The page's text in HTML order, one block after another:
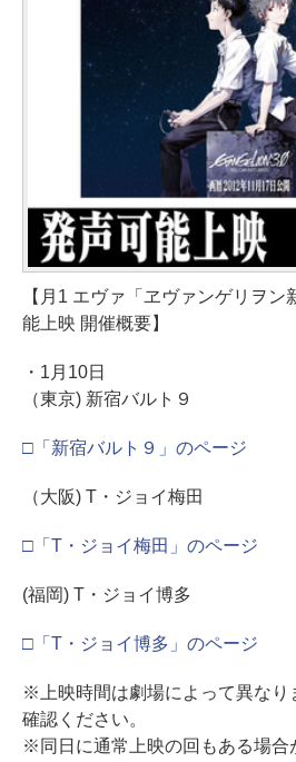
【月1 エヴァ「ヱヴァンゲリヲ
能上映 開催概要】
・1月10日
（東京) 新宿バルト９
□「新宿バルト９」のページ
（大阪) T・ジョイ梅田
□「T・ジョイ梅田」のページ
(福岡) T・ジョイ博多
□「T・ジョイ博多」のページ
※上映時間は劇場によって異なり
確認ください。
※同日に通常上映の回もある場合